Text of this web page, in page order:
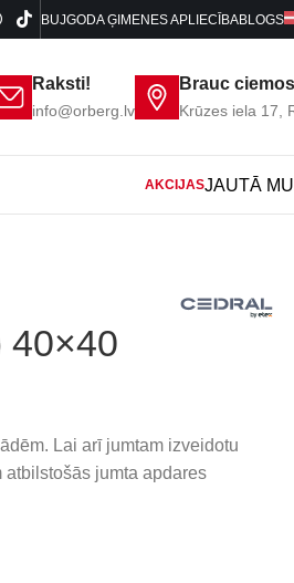
BUJGODA ĢIMENES APLIECĪBABLOGS
Raksti!
info@orberg.lv
Brauc
Krūzes iela 17,
AKCIJASJAUTĀ
40×40
Lai arī jumtam izveidotu
jumta apdares